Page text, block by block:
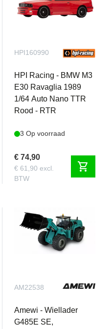
HPI160990
HPI Racing - BMW M3
E30 Ravaglia 1989
1/64 Auto Nano TTR
Rood - RTR
3 Op voorraad
€ 74,90
€ 61,90 excl.
BTW
shopping_cart
AM22538
Amewi - Wiellader
G485E SE,